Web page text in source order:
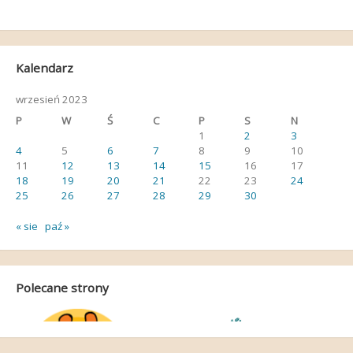
Kalendarz
wrzesień 2023
P
W Ś C P S
N
1
2
3
4
5 6 7 8 9
10
11
12 13 14 15 16
17
18
19 20 21 22 23
24
25
26 27 28 29 30
« sie paź »
Polecane strony